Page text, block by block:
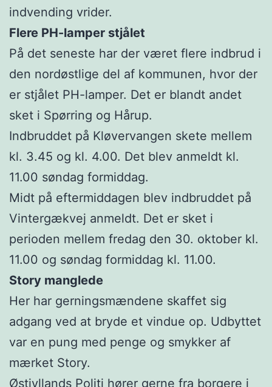
indvending vrider.
Flere PH-lamper stjålet
På det seneste har der været flere indbrud i
den nordøstlige del af kommunen, hvor der
er stjålet PH-lamper. Det er blandt andet
sket i Spørring og Hårup.
Indbruddet på Kløvervangen skete mellem
kl. 3.45 og kl. 4.00. Det blev anmeldt kl.
11.00 søndag formiddag.
Midt på eftermiddagen blev indbruddet på
Vintergækvej anmeldt. Det er sket i
perioden mellem fredag den 30. oktober kl.
11.00 og søndag formiddag kl. 11.00.
Story manglede
Her har gerningsmændene skaffet sig
adgang ved at bryde et vindue op. Udbyttet
var en pung med penge og smykker af
mærket Story.
Østjyllands Politi hører gerne fra borgere i